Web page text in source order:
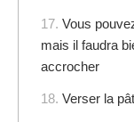
17. Vous
mais il faudra
accrocher
18. Verser la